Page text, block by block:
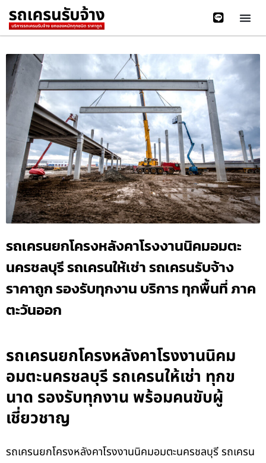
รถเครนยกโครงหลังคาโรงงานนิคมอมตะ
นครชลบุรี รถเครนให้เช่า รถเครนรับจ้าง
ราคาถูก รองรับทุกงาน บริการ ทุกพื้นที่ ภาค
ตะวันออก
รถเครนยกโครงหลังคาโรงงานนิคม
อมตะนครชลบุรี รถเครนให้เช่า ทุกข
นาด รองรับทุกงาน พร้อมคนขับผู้
เชี่ยวชาญ
รถเครนยกโครงหลังคาโรงงานนิคมอมตะนครชลบุรี รถเครน